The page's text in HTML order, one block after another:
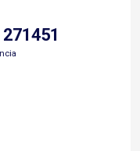
271451